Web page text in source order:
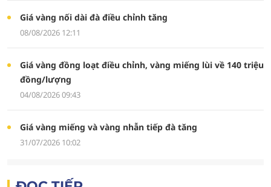
Giá vàng nối dài đà điều chỉnh tăng
08/08/2026 12:11
Giá vàng đồng loạt điều chỉnh, vàng miếng lùi về 140 triệu
đồng/lượng
04/08/2026 09:43
Giá vàng miếng và vàng nhẫn tiếp đà tăng
31/07/2026 10:02